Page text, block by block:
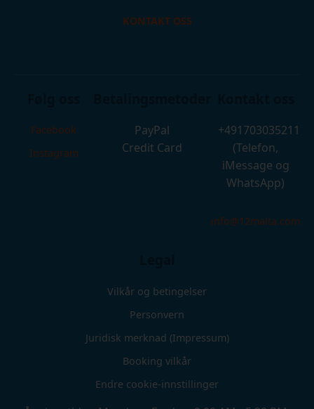
KONTAKT OSS
Facebook
Instagram
PayPal
Credit Card
+491703035211
(Telefon,
iMessage og
WhatsApp)
info@12malta.com
Vilkår og betingelser
Personvern
Juridisk merknad (Impressum)
Booking vilkår
Endre cookie-innstillinger